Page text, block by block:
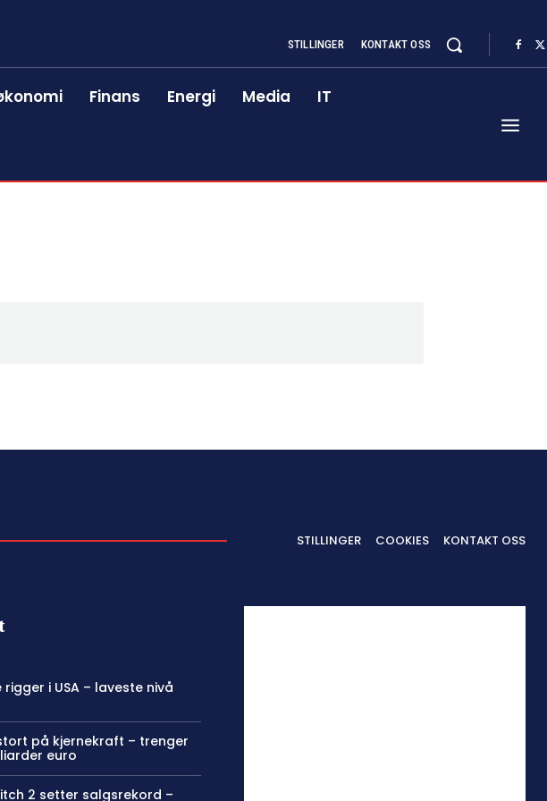
STILLINGER KONTAKT OSS
Finans Energi Media IT
STILLINGER COOKIES KONTAKT OSS
i USA – laveste nivå
på kjernekraft – trenger
euro
2 setter salgsrekord –